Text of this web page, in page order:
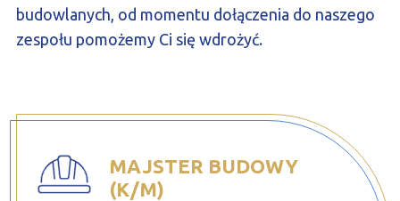
budowlanych, od momentu dołączenia do naszego
zespołu pomożemy Ci się wdrożyć.
MAJSTER BUDOWY
(K/M)